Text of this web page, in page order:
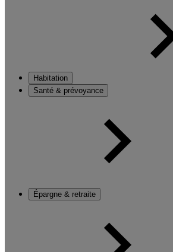
Habitation
Santé & prévoyance
Épargne & retraite